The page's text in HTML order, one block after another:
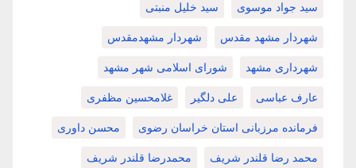
سید جواد موسوی سید خلیل منبتی
شهردار مشهد مقدس شهردار مشهدمقدس
شهرداری مشهد شورای اسلامی شهر مشهد
عارف عباسی علی دلگیر غلامحسین مظفری
فرمانده مرزبانی استان خراسان رضوی محسن داوری
محمد رضا قلندر شریف محمدرضا قلندر شریف